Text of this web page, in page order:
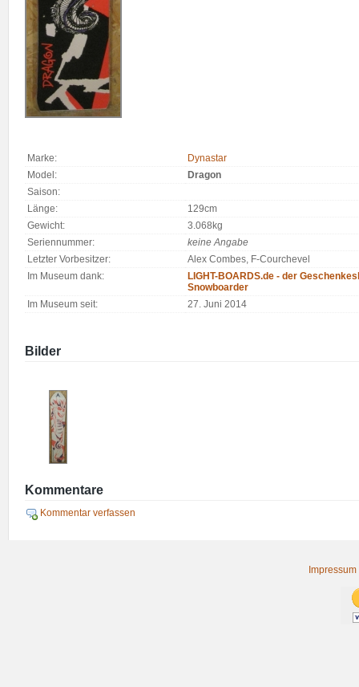
Marke:
Dynastar
Model:
Dragon
Saison:
Länge:
129cm
Gewicht:
3.068kg
Seriennummer:
keine Angabe
Letzter Vorbesitzer:
Alex Combes, F-Courchevel
Im Museum dank:
LIGHT-BOARDS.de - der
Snowboarder
Im Museum seit:
27. Juni 2014
Bilder
Kommentare
Kommentar verfassen
Impressum